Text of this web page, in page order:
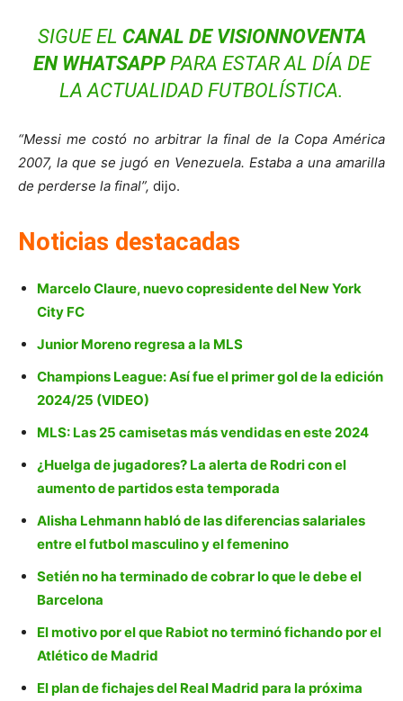
SIGUE EL CANAL DE VISIONNOVENTA
EN WHATSAPPPARA ESTAR AL DÍA DE
LA ACTUALIDAD FUTBOLÍSTICA.
“Messi me costó no arbitrar la final de la Copa América
2007, la que se jugó en Venezuela. Estaba a una amarilla
de perderse la final”, dijo.
Noticias destacadas
Marcelo Claure, nuevo copresidente del New York
City FC
Junior Moreno regresa a la MLS
Champions League: Así fue el primer gol de la edición
2024/25 (VIDEO)
MLS: Las 25 camisetas más vendidas en este 2024
¿Huelga de jugadores? La alerta de Rodri con el
aumento de partidos esta temporada
Alisha Lehmann habló de las diferencias salariales
entre el futbol masculino y el femenino
Setién no ha terminado de cobrar lo que le debe el
Barcelona
El motivo por el que Rabiot no terminó fichando por el
Atlético de Madrid
El plan de fichajes del Real Madrid para la próxima